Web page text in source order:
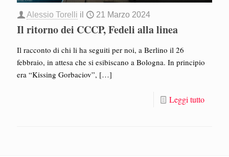
Alessio Torelli il 21 Marzo 2024
Il ritorno dei CCCP, Fedeli alla linea
Il racconto di chi li ha seguiti per noi, a Berlino il 26
febbraio, in attesa che si esibiscano a Bologna. In principio
era “Kissing Gorbaciov”, […]
Leggi tutto